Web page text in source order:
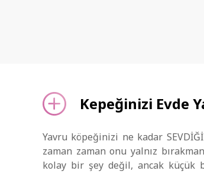
Kepeğinizi Evde
Yavru köpeğinizi ne kadar
zaman zaman onu yalnız
kolay bir şey değil, ancak küçük